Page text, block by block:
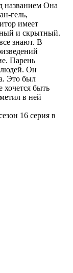
названием Она
гель,
имеет
и скрытный.
знают. В
Парень
людей. Он
Это был
быть
в ней
16 серия в